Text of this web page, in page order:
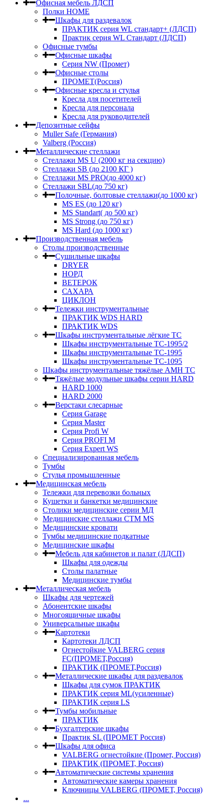
Офисная мебель ЛДСП
Полки HOME
Шкафы для раздевалок
ПРАКТИК серия WL стандарт+ (ЛДСП)
Практик серия WL Стандарт (ЛДСП)
Офисные тумбы
Офисные шкафы
Серия NW (Промет)
Офисные столы
ПРОМЕТ(Россия)
Офисные кресла и стулья
Кресла для посетителей
Кресла для персонала
Кресла для руководителей
Депозитные сейфы
Muller Safe (Германия)
Valberg (Россия)
Металлические стеллажи
Стеллажи MS U (2000 кг на секцию)
Стеллажи SB (до 2100 КГ )
Стеллажи MS PRO(до 4000 кг)
Стеллажи SBL(до 750 кг)
Полочные, болтовые стеллажи(до 1000 кг)
MS ES (до 120 кг)
MS Standart( до 500 кг)
MS Strong (до 750 кг)
MS Hard (до 1000 кг)
Производственная мебель
Столы производственные
Сушильные шкафы
DRYER
НОРД
ВЕТЕРОК
САХАРА
ЦИКЛОН
Тележки инструментальные
ПРАКТИК WDS HARD
ПРАКТИК WDS
Шкафы инструментальные лёгкие ТС
Шкафы инструментальные ТС-1995/2
Шкафы инструментальные TC-1995
Шкафы инструментальные TC-1095
Шкафы инструментальные тяжёлые AMH TC
Тяжёлые модульные шкафы серии HARD
HARD 1000
HARD 2000
Верстаки слесарные
Серия Garage
Серия Master
Серия Profi W
Серия PROFI M
Серия Expert WS
Специализированная мебель
Тумбы
Стулья промышленные
Медицинская мебель
Тележки для перевозки больных
Кушетки и банкетки медицинские
Столики медицинские серии МД
Медицинские стеллажи СТМ MS
Медицинские кровати
Тумбы медицинские подкатные
Медицинские шкафы
Мебель для кабинетов и палат (ЛДСП)
Шкафы для одежды
Столы палатные
Медицинские тумбы
Металлическая мебель
Шкафы для чертежей
Абонентские шкафы
Многоящичные шкафы
Универсальные шкафы
Картотеки
Картотеки ЛДСП
Огнестойкие VALBERG серия
FC(ПРОМЕТ,Россия)
ПРАКТИК (ПРОМЕТ,Россия)
Металлические шкафы для раздевалок
Шкафы для сумок ПРАКТИК
ПРАКТИК серия ML(усиленные)
ПРАКТИК серия LS
Тумбы мобильные
ПРАКТИК
Бухгалтерские шкафы
Практик SL (ПРОМЕТ Россия)
Шкафы для офиса
VALBERG огнестойкие (Промет, Россия)
ПРАКТИК (ПРОМЕТ, Россия)
Автоматические системы хранения
Автоматические камеры хранения
Ключницы VALBERG (ПРОМЕТ, Россия)
...